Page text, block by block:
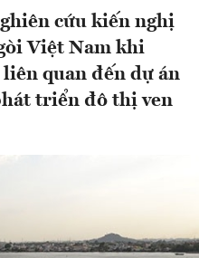
cứu kiến nghị
Việt Nam khi
quan đến dự án
triển đô thị ven